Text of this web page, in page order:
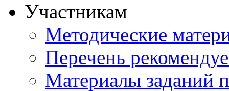
Участникам
Методические
Перечень
Материалы заданий